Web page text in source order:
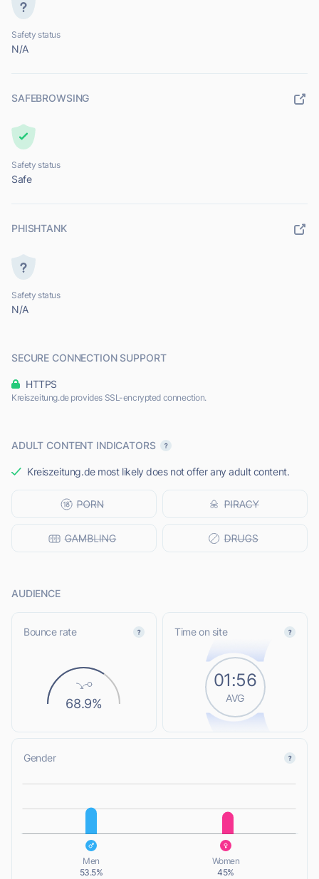
Safety status
N/A
SAFEBROWSING
Safety status
Safe
PHISHTANK
Safety status
N/A
SECURE CONNECTION SUPPORT
HTTPS
Kreiszeitung.de provides SSL-encrypted connection.
ADULT CONTENT INDICATORS
Kreiszeitung.de most likely does not offer any adult content.
AUDIENCE
Bounce rate
68.9%
Time on site
01:56
AVG
Gender
L
Men
53.5%
Women
45%